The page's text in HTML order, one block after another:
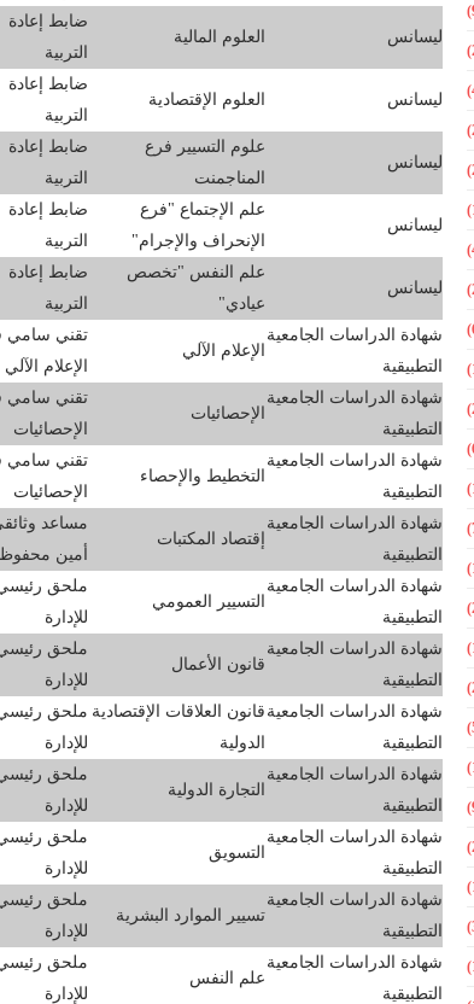
ليسانس العلوم المالية
ضابط إعادة
التربية
ليسانس العلوم الإقتصادية
ضابط إعادة
التربية
ليسانس
علوم التسيير فرع
المناجمنت
ضابط إعادة
التربية
ليسانس
علم الإجتماع "فرع
الإنحراف والإجرام"
ضابط إعادة
التربية
ليسانس
علم النفس "تخصص
عيادي"
ضابط إعادة
التربية
شهادة الدراسات الجامعية
التطبيقية
الإعلام الآلي
تقني سامي
الإعلام الآلي
شهادة الدراسات الجامعية
التطبيقية
الإحصائيات
تقني سامي
الإحصائيات
شهادة الدراسات الجامعية
التطبيقية
التخطيط والإحصاء
تقني سامي
الإحصائيات
شهادة الدراسات الجامعية
التطبيقية
إقتصاد المكتبات
مساعد
أمين
شهادة الدراسات الجامعية
التطبيقية
التسيير العمومي
ملحق
للإدارة
شهادة الدراسات الجامعية
التطبيقية
قانون الأعمال
ملحق
للإدارة
شهادة الدراسات الجامعية
التطبيقية
قانون العلاقات الإقتصادية
الدولية
ملحق
للإدارة
شهادة الدراسات الجامعية
التطبيقية
التجارة الدولية
ملحق
للإدارة
شهادة الدراسات الجامعية
التطبيقية
التسويق
ملحق
للإدارة
شهادة الدراسات الجامعية
التطبيقية
تسيير الموارد البشرية
ملحق
للإدارة
شهادة الدراسات الجامعية
التطبيقية
علم النفس
ملحق
للإدارة